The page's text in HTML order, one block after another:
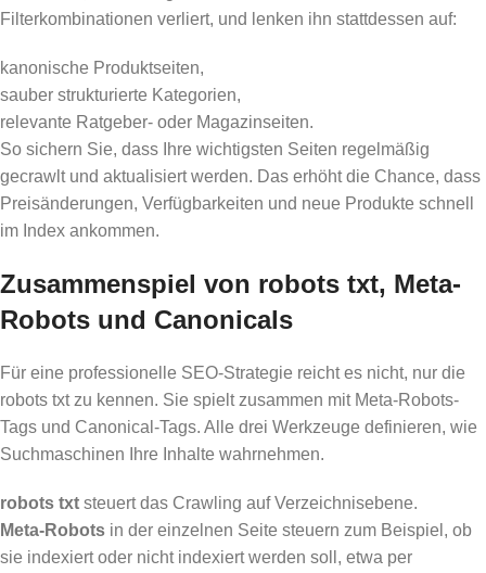
Filterkombinationen verliert, und lenken ihn stattdessen auf:
kanonische Produktseiten,
sauber strukturierte Kategorien,
relevante Ratgeber- oder Magazinseiten.
So sichern Sie, dass Ihre wichtigsten Seiten regelmäßig
gecrawlt und aktualisiert werden. Das erhöht die Chance, dass
Preisänderungen, Verfügbarkeiten und neue Produkte schnell
im Index ankommen.
Zusammenspiel von robots txt, Meta-
Robots und Canonicals
Für eine professionelle SEO-Strategie reicht es nicht, nur die
robots txt zu kennen. Sie spielt zusammen mit Meta-Robots-
Tags und Canonical-Tags. Alle drei Werkzeuge definieren, wie
Suchmaschinen Ihre Inhalte wahrnehmen.
robots txt steuert das Crawling auf Verzeichnisebene.
Meta-Robots in der einzelnen Seite steuern zum Beispiel, ob
sie indexiert oder nicht indexiert werden soll, etwa per